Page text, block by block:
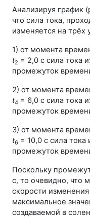
Анализируя график (
что сила тока,
изменяется на трёх
1) от момента
t2 = 2,0 с сила тока
промежуток
2) от момента
t4 = 6,0 с сила тока
промежуток
3) от момента
t6 = 10,0 с сила
промежуток
Поскольку
с, то очевидно, что
скорости
максимальное
создаваемой в